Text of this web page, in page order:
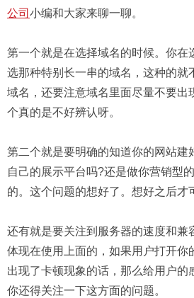
公司 小编和大家来聊一聊。
第一个就是在选择域名的时候。你在
选那种特别长一串的域名，这种的就
域名，还要注意域名里面尽量不要出
个真的是不好辨认呀。
第二个就是要明确的知道你的网站建
自己的展示平台吗?还是做你营销型
的。这个问题的想好了。想好之后才
还有就是要关注到服务器的速度和兼
体现在使用上面的，如果用户打开你
出现了卡顿现象的话，那么给用户的
你还得关注一下这方面的问题。